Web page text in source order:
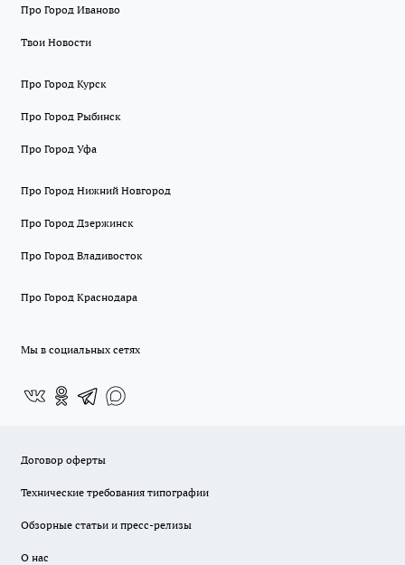
Про Город Иваново
Твои Новости
Про Город Курск
Про Город Рыбинск
Про Город Уфа
Про Город Нижний Новгород
Про Город Дзержинск
Про Город Владивосток
Про Город Краснодара
Мы в социальных сетях
Договор оферты
Технические требования типографии
Обзорные статьи и пресс-релизы
О нас